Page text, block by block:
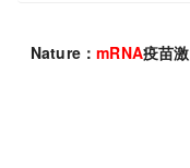
Nature：mRNA疫苗